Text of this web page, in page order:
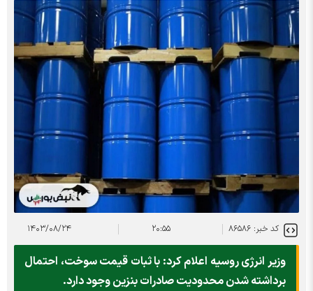
کد خبر: ۸۶۵۸۶ ۲۰:۵۵ ۱۴۰۳/۰۸/۲۴
وزیر انرژی روسیه اعلام کرد: با ثبات قیمت سوخت، احتمال
برداشته شدن محدودیت صادرات بنزین وجود دارد.